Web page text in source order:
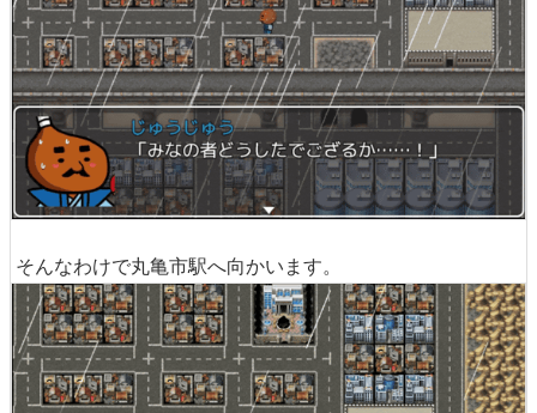
そんなわけで丸亀市駅へ向かいます。